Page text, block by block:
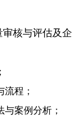
核与评估及企
程；
案例分析；